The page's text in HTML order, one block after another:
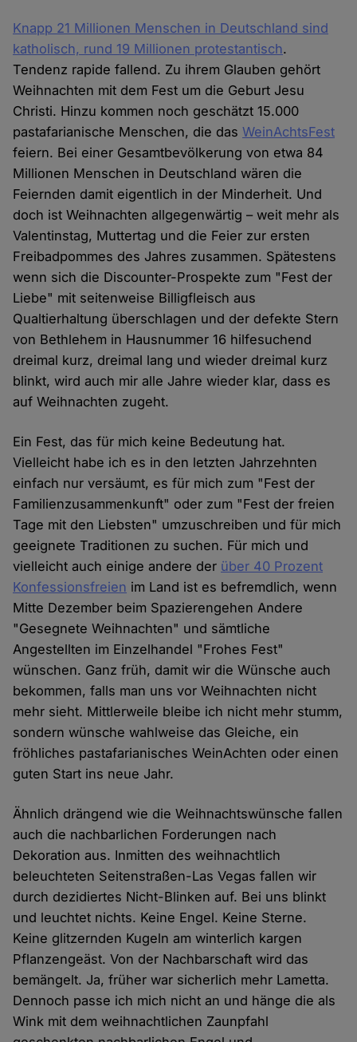
Knapp 21 Millionen Menschen in Deutschland sind
katholisch, rund 19 Millionen protestantisch.
Tendenz rapide fallend. Zu ihrem Glauben gehört
Weihnachten mit dem Fest um die Geburt Jesu
Christi. Hinzu kommen noch geschätzt 15.000
pastafarianische Menschen, die dasWeinAchtsFest
feiern. Bei einer Gesamtbevölkerung von etwa 84
Millionen Menschen in Deutschland wären die
Feiernden damit eigentlich in der Minderheit. Und
doch ist Weihnachten allgegenwärtig – weit mehr als
Valentinstag, Muttertag und die Feier zur ersten
Freibadpommes des Jahres zusammen. Spätestens
wenn sich die Discounter-Prospekte zum "Fest der
Liebe" mit seitenweise Billigfleisch aus
Qualtierhaltung überschlagen und der defekte Stern
von Bethlehem in Hausnummer 16 hilfesuchend
dreimal kurz, dreimal lang und wieder dreimal kurz
blinkt, wird auch mir alle Jahre wieder klar, dass es
auf Weihnachten zugeht.
Ein Fest, das für mich keine Bedeutung hat.
Vielleicht habe ich es in den letzten Jahrzehnten
einfach nur versäumt, es für mich zum "Fest der
Familienzusammenkunft" oder zum "Fest der freien
Tage mit den Liebsten" umzuschreiben und für mich
geeignete Traditionen zu suchen. Für mich und
vielleicht auch einige andere der über 40 Prozent
Konfessionsfreien im Land ist es befremdlich, wenn
Mitte Dezember beim Spazierengehen Andere
"Gesegnete Weihnachten" und sämtliche
Angestellten im Einzelhandel "Frohes Fest"
wünschen. Ganz früh, damit wir die Wünsche auch
bekommen, falls man uns vor Weihnachten nicht
mehr sieht. Mittlerweile bleibe ich nicht mehr stumm,
sondern wünsche wahlweise das Gleiche, ein
fröhliches pastafarianisches WeinAchten oder einen
guten Start ins neue Jahr.
Ähnlich drängend wie die Weihnachtswünsche fallen
auch die nachbarlichen Forderungen nach
Dekoration aus. Inmitten des weihnachtlich
beleuchteten Seitenstraßen-Las Vegas fallen wir
durch dezidiertes Nicht-Blinken auf. Bei uns blinkt
und leuchtet nichts. Keine Engel. Keine Sterne.
Keine glitzernden Kugeln am winterlich kargen
Pflanzengeäst. Von der Nachbarschaft wird das
bemängelt. Ja, früher war sicherlich mehr Lametta.
Dennoch passe ich mich nicht an und hänge die als
Wink mit dem weihnachtlichen Zaunpfahl